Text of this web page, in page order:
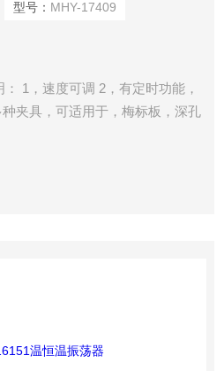
型号： MHY-17409
1，速度可调 2，有定时功能，
夹具，可适用于，梅标板，深孔
纵向溢出 5，有4个振荡位置，
源外置，机体电压24V，安全性